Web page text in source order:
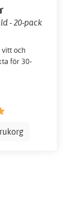
- 20-pack
vitt och
för 30-